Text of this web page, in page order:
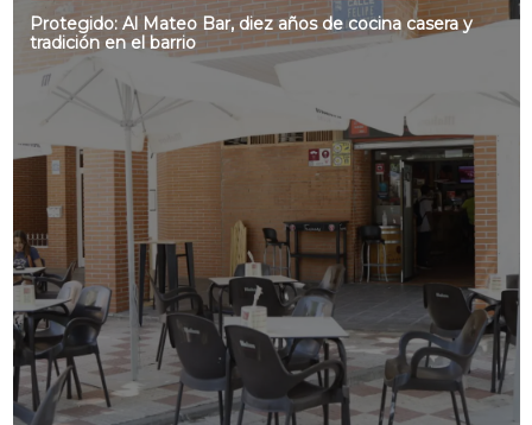
Protegido: Al Mateo Bar, diez años de cocina casera y
tradición en el barrio